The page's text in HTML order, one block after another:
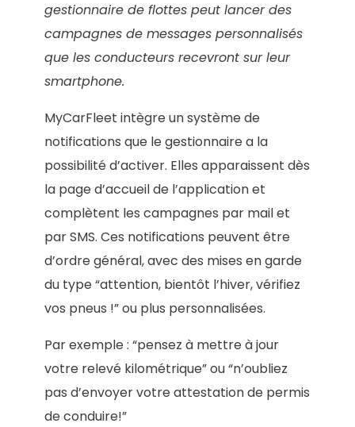
gestionnaire de flottes peut lancer des
campagnes de messages personnalisés
que les conducteurs recevront sur leur
smartphone.
MyCarFleet intègre un système de​
notifications​ que le gestionnaire a la
possibilité d’activer. Elles apparaissent dès
la page d’accueil de l’application et
complètent les campagnes par mail et
par SMS. Ces notifications peuvent être
d’ordre général, avec des mises en garde
du type “attention, bientôt l’hiver, vérifiez
vos pneus !” ou plus personnalisées.
Par exemple : “pensez à mettre à jour
votre relevé kilométrique” ou “n’oubliez
pas d’envoyer votre attestation de permis
de conduire!”